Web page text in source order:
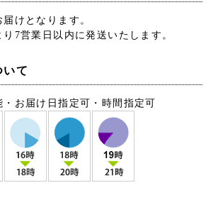
けとなります。
7営業日以内に発送いたします。
いて
・お届け日指定可・時間指定可